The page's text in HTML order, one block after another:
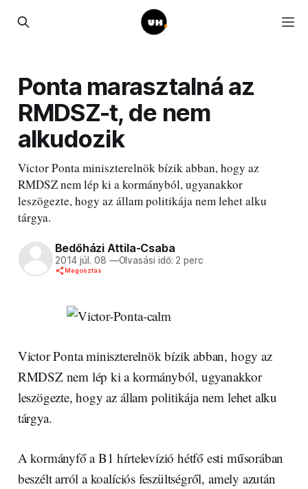
Ponta marasztalná az
RMDSZ-t, de nem
alkudozik
Victor Ponta miniszterelnök bízik abban, hogy az
RMDSZ nem lép ki a kormányból, ugyanakkor
leszögezte, hogy az állam politikája nem lehet alku
tárgya.
Bedőházi Attila-Csaba
2014 júl. 08 —Olvasási idő: 2 perc
Megosztás
Victor Ponta miniszterelnök bízik abban, hogy az
RMDSZ nem lép ki a kormányból, ugyanakkor
leszögezte, hogy az állam politikája nem lehet alku
tárgya.
A kormányfő a B1 hírtelevízió hétfő esti műsorában
beszélt arról a koalíciós feszültségről, amely azután